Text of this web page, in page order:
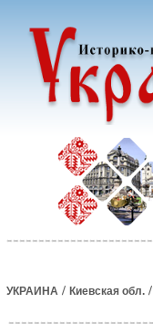
УКРАИНА / Киевская обл. /